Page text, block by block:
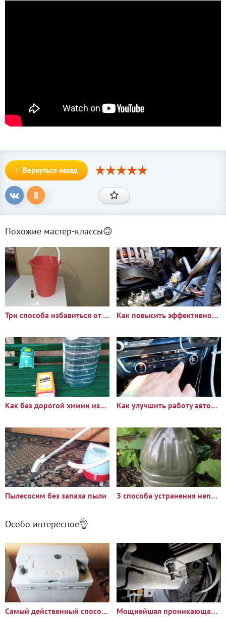
Вернуться назад
Похожие мастер-классы🙃
Три способа избавиться от неприятного запаха: мусорного ведра, Как повысить эффективность автомобильного кондиционера и
Как без дорогой химии избавиться от неприятного запаха из Как улучшить работу автомобильного кондиционера почти в 2 раза
Пылесосим без запаха пыли 3 способа устранения неприятного запаха в уличном туалете
Особо интересное👌
Самый действенный способ восстановления аккумулятора Мощнейшая проникающая смазка